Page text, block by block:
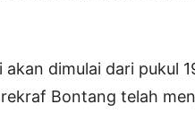
dimulai dari pukul
Bontang telah